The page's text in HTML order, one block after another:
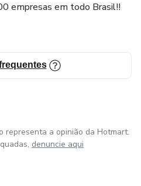
empresas em todo Brasil!!
representa a opinião da Hotmart.
denuncie aqui